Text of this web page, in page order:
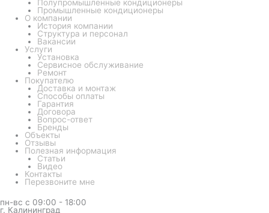
Полупромышленные кондиционеры
Промышленные кондиционеры
О компании
История компании
Структура и персонал
Вакансии
Услуги
Установка
Сервисное обслуживание
Ремонт
Покупателю
Доставка и монтаж
Способы оплаты
Гарантия
Договора
Вопрос-ответ
Бренды
Объекты
Отзывы
Полезная информация
Статьи
Видео
Контакты
Перезвоните мне
пн-вс с 09:00 - 18:00
г. Калининград